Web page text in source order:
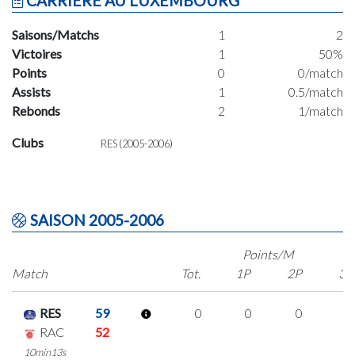
Saisons/Matchs 1
2
Victoires
1
50%
Points
0
0/match
Assists
1
0.5/match
Rebonds
2 1/match
Clubs RES (2005-2006)
SAISON 2005-2006
Match
Points/M
Tot.
1P 2P 3P
RES
59
RAC
52
10min13s
0 0 0